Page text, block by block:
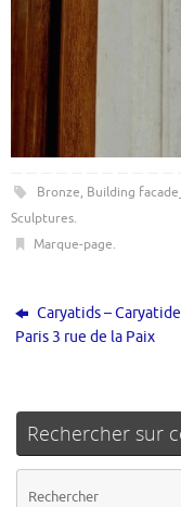
Bronze, Building
Sculptures.
Marque-page.
Caryatids –
Paris 3 rue de la Paix
Rechercher sur